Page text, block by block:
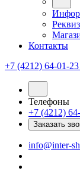
Контакты
+7 (4212) 64-01-23
Телефоны
+7 (4212)
Заказать
info@inter-